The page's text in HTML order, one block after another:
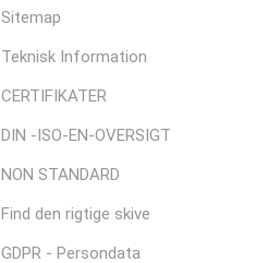
Sitemap
Teknisk Information
CERTIFIKATER
DIN -ISO-EN-OVERSIGT
NON STANDARD
Find den rigtige skive
GDPR - Persondata